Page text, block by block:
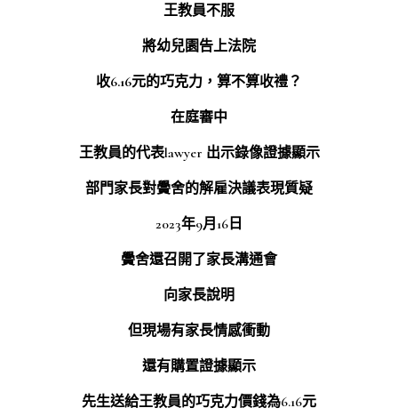
王教員不服
將幼兒園告上法院
收6.16元的巧克力，算不算收禮？
在庭審中
王教員的代表lawyer 出示錄像證據顯示
部門家長對黌舍的解雇決議表現質疑
2023年9月16日
黌舍還召開了家長溝通會
向家長說明
但現場有家長情感衝動
還有購置證據顯示
先生送給王教員的巧克力價錢為6.16元